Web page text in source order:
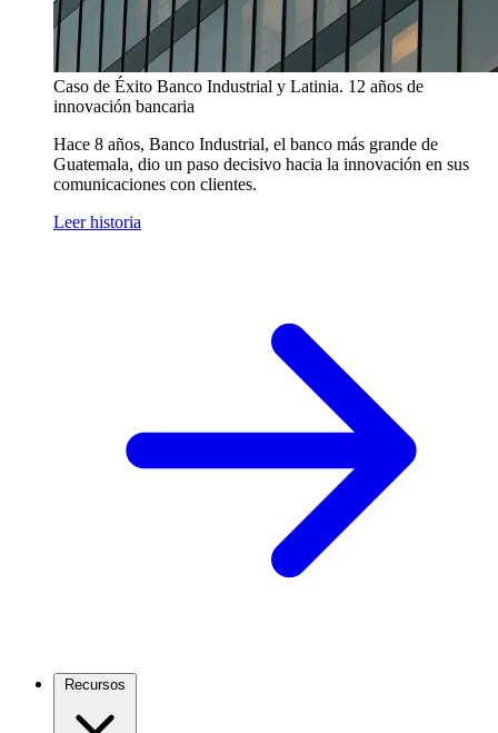
Caso de Éxito Banco Industrial y Latinia. 12 años de
innovación bancaria
Hace 8 años, Banco Industrial, el banco más grande de
Guatemala, dio un paso decisivo hacia la innovación en sus
comunicaciones con clientes.
Leer historia
Recursos